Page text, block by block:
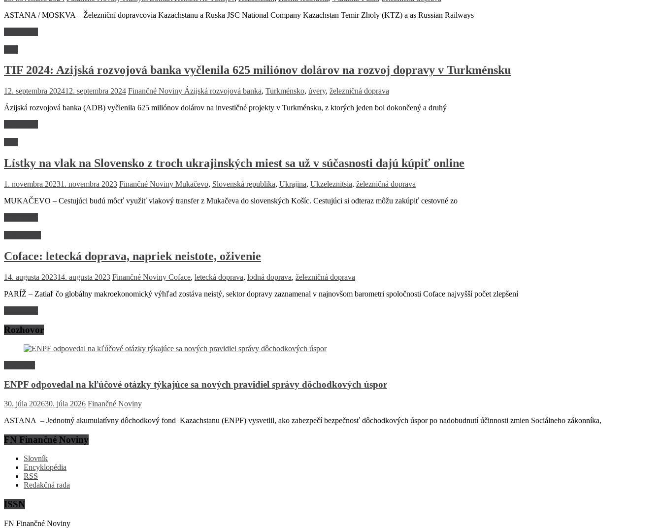
ASTANA / MOSKVA – Železniční dopravcovia Kazachstanu a Ruska JSC National Company Kazachstan Temir Zholy (KTZ) a as Russian Railways
TIF 2024: Azijská rozvojová banka vyčlenila 625 miliónov dolárov na rozvoj dopravy v Turkménsku
12. septembra 202412. septembra 2024 Finančné Noviny Ázijská rozvojová banka, Turkménsko, úvery, železničná doprava
Ázijská rozvojová banka (ADB) vyčlenila 625 miliónov dolárov na investičné projekty v Turkménsku, z ktorých jeden bol dokončený a druhý
Lístky na vlak na Slovensko z troch ukrajinských miest sa už v súčasnosti dajú kúpiť online
1. novembra 20231. novembra 2023 Finančné Noviny Mukačevo, Slovenská republika, Ukrajina, Ukzeleznitsia, železničná doprava
MUKAČEVO – Cestujúci budú môcť využiť vlakový transfer z Mukačeva do slovenských Košíc. Cestujúci si odteraz môžu zakúpiť cestovné zo
Coface: letecká doprava, napriek neistote, oživenie
14. augusta 202314. augusta 2023 Finančné Noviny Coface, letecká doprava, lodná doprava, železničná doprava
PARÍŽ – Zatiaľ čo globálny makroekonomický výhľad zostáva neistý, sektor dopravy zaznamenal v najnovšom barometri spoločnosti Coface najvyšší počet zlepšení
Rozhovor
ENPF odpovedal na kľúčové otázky týkajúce sa nových pravidiel správy dôchodkových úspor
30. júla 202630. júla 2026 Finančné Noviny
ASTANA – Jednotný akumulatívny dôchodkový fond Kazachstanu (ENPF) vysvetlil, ako zabezpečí bezpečnosť dôchodkových úspor po nadobudnutí účinnosti zmien Sociálneho zákonníka,
FN Finančné Noviny
Slovník
Encyklopédia
RSS
Redakčná rada
ISSN
FN Finančné Noviny